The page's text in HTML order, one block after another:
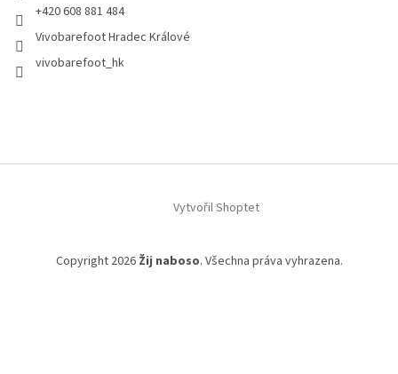
+420 608 881 484
Vivobarefoot Hradec Králové
vivobarefoot_hk
Vytvořil Shoptet
Copyright 2026 Žij naboso. Všechna práva vyhrazena.